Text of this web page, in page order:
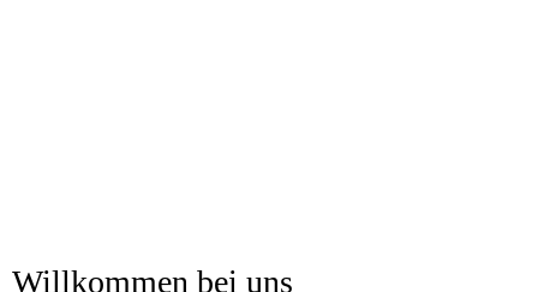
Willkommen bei uns